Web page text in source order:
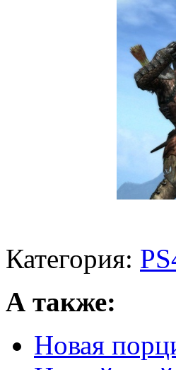
Категория:
А также:
Новая